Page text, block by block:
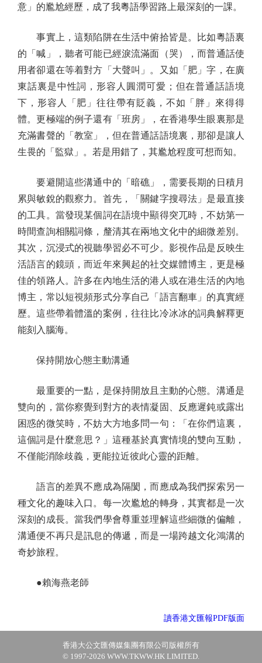
意」的尷尬經歷，成了我粵語學習路上最深刻的一課。
事實上，這類陷阱在生活中俯拾皆是。比如粵語裏
的「喊」，聽者可能已經淚流滿面（哭），而普通話使
用者卻還在等着對方「大聲叫」。又如「肥」字，在廣
東話裏是中性詞，形容人圓潤可愛；但在普通話語境
下，形容人「肥」往往帶有貶義，不如「胖」來得得
體。更極端的例子還有「班房」，在香港學生眼裏那是
充滿書聲的「教室」，但在普通話語境裏，那卻是讓人
生畏的「監獄」。若是用錯了，其尷尬程度可想而知。
要避開這些溝通中的「暗礁」，需要長期的日積月
累與敏銳的觀察力。首先，「關鍵字搜尋法」是最直接
的工具。當發現某個詞在語境中顯得突兀時，不妨第一
時間查詢相關詞條，釐清其在兩地文化中的細微差別。
其次，沉浸式的視聽學習必不可少。影視作品是反映生
活語言的鏡頭，而近年來興起的社交媒體博主，更是極
佳的領路人。許多在內地生活的港人或在港生活的內地
博主，常以短視頻形式分享自己「語言翻車」的真實經
歷。這些帶着體溫的案例，往往比冷冰冰的詞典解釋更
能刻入腦海。
保持開放心態主動溝通
最重要的一點，是保持開放且主動的心態。溝通是
雙向的，當你察覺到對方的表情凝固、反應遲鈍或露出
困惑的微笑時，不妨大方地多問一句：「在你們這裏，
這個詞是什麼意思？」這種基於真實情境的雙向互動，
不僅能消除歧義，更能拉近彼此心靈的距離。
語言的差異不應成為隔閡，而應成為我們探索另一
種文化的趣味入口。每一次尷尬的轉身，其實都是一次
深刻的成長。當我們學會尊重並理解這些細微的偏離，
溝通便不再只是訊息的傳遞，而是一場跨越文化鴻溝的
奇妙旅程。
●賴海燕老師
讀香港文匯報PDF版面
香港大公文匯傳媒集團有限公司版權所有
© 1997-2026 WWW.TKWW.HK LIMITED.